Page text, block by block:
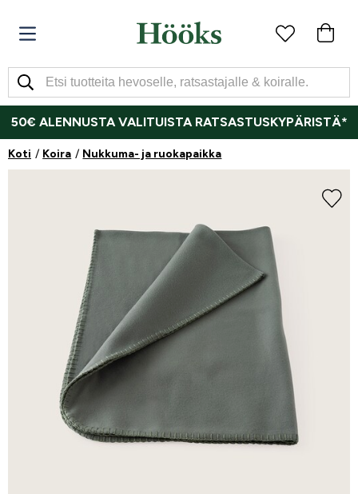
50€ ALENNUSTA VALITUISTA RATSASTUSKYPÄRISTÄ*
Koti Koira Nukkuma- ja ruokapaikka